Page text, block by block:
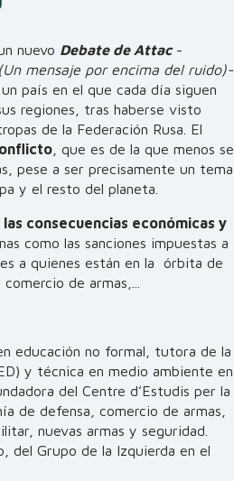
nuevo Debate de Attac-
mensaje por encima del ruido)-
país en el que cada día siguen
regiones, tras haberse visto
de la Federación Rusa. El
, que es de la que menos se
pese a ser precisamente un tema
y el resto del planeta.
consecuencias económicas y
como las sanciones impuestas a
a quienes están en la órbita de
de armas,...
educación no formal, tutora de la
y técnica en medio ambiente en
del Centre d’Estudis per la
de defensa, comercio de armas,
nuevas armas y seguridad.
del Grupo de la Izquierda en el